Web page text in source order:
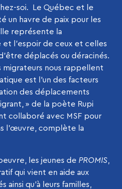
soi. Le Québec et le
un havre de paix pour les
représente la
l’espoir de ceux et celles
déplacés ou déracinés.
migrateurs nous rappellent
est l’un des facteurs
des déplacements
» de la poète Rupi
collaboré avec MSF pour
l’œuvre, complète la
les jeunes de PROMIS
qui vient en aide aux
ainsi qu’à leurs familles,